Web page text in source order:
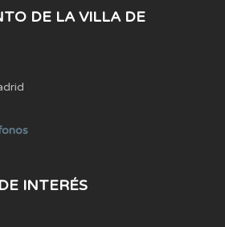
DE LA VILLA DE
INTERÉS